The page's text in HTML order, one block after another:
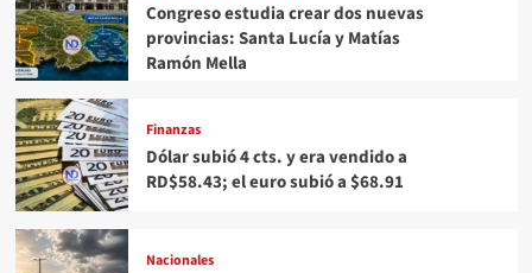
Congreso estudia crear dos nuevas
provincias: Santa Lucía y Matías
Ramón Mella
Finanzas
Dólar subió 4 cts. y era vendido a
RD$58.43; el euro subió a $68.91
Nacionales